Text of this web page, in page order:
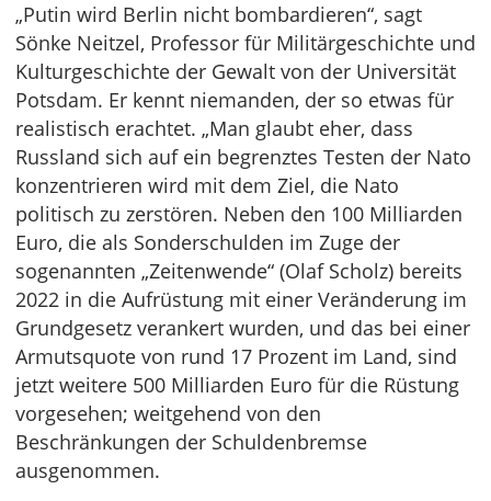
„Putin wird Berlin nicht bombardieren“, sagt
Sönke Neitzel, Professor für Militärgeschichte und
Kulturgeschichte der Gewalt von der Universität
Potsdam. Er kennt niemanden, der so etwas für
realistisch erachtet. „Man glaubt eher, dass
Russland sich auf ein begrenztes Testen der Nato
konzentrieren wird mit dem Ziel, die Nato
politisch zu zerstören. Neben den 100 Milliarden
Euro, die als Sonderschulden im Zuge der
sogenannten „Zeitenwende“ (Olaf Scholz) bereits
2022 in die Aufrüstung mit einer Veränderung im
Grundgesetz verankert wurden, und das bei einer
Armutsquote von rund 17 Prozent im Land, sind
jetzt weitere 500 Milliarden Euro für die Rüstung
vorgesehen; weitgehend von den
Beschränkungen der Schuldenbremse
ausgenommen.